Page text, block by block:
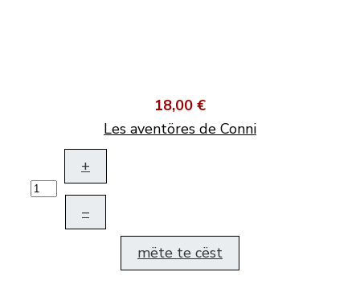
18,00 €
Les aventöres de Conni
+
–
mëte te cëst